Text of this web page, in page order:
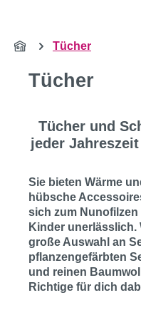
Tücher
Tücher
Tücher und
jeder
Sie bieten Wärme
hübsche
sich zum
Kinder unerlässlich.
große Auswahl an
pflanzengefärbten
und reinen
Richtige für dich